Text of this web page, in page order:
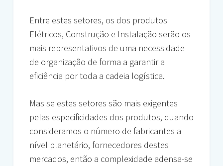
Entre estes setores, os dos produtos
Elétricos, Construção e Instalação serão os
mais representativos de uma necessidade
de organização de forma a garantir a
eficiência por toda a cadeia logística.
Mas se estes setores são mais exigentes
pelas especificidades dos produtos, quando
consideramos o número de fabricantes a
nível planetário, fornecedores destes
mercados, então a complexidade adensa-se